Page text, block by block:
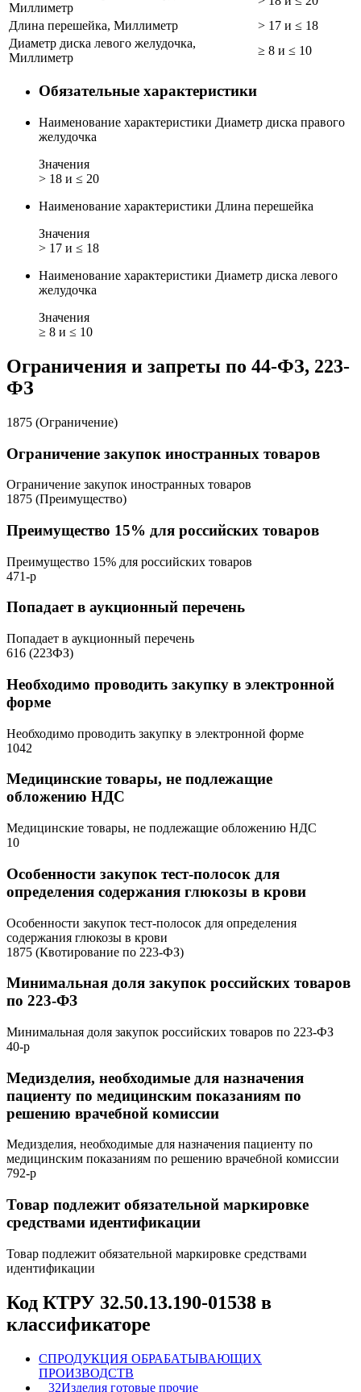
Миллиметр
Длина перешейка, Миллиметр
> 17 и ≤ 18
Диаметр диска левого желудочка,
Миллиметр
≥ 8 и ≤ 10
Обязательные характеристики
Наименование характеристики Диаметр диска правого
желудочка
Значения
> 18 и ≤ 20
Наименование характеристики Длина перешейка
Значения
> 17 и ≤ 18
Наименование характеристики Диаметр диска левого
желудочка
Значения
≥ 8 и ≤ 10
Ограничения и запреты по 44-ФЗ, 223-
ФЗ
1875 (Ограничение)
Ограничение закупок иностранных товаров
Ограничение закупок иностранных товаров
1875 (Преимущество)
Преимущество 15% для российских товаров
Преимущество 15% для российских товаров
471-р
Попадает в аукционный перечень
Попадает в аукционный перечень
616 (223ФЗ)
Необходимо проводить закупку в электронной
форме
Необходимо проводить закупку в электронной форме
1042
Медицинские товары, не подлежащие
обложению НДС
Медицинские товары, не подлежащие обложению НДС
10
Особенности закупок тест-полосок для
определения содержания глюкозы в крови
Особенности закупок тест-полосок для определения
содержания глюкозы в крови
1875 (Квотирование по 223-ФЗ)
Минимальная доля закупок российских товаров
по 223-ФЗ
Минимальная доля закупок российских товаров по 223-ФЗ
40-р
Медизделия, необходимые для назначения
пациенту по медицинским показаниям по
решению врачебной комиссии
Медизделия, необходимые для назначения пациенту по
медицинским показаниям по решению врачебной комиссии
792-р
Товар подлежит обязательной маркировке
средствами идентификации
Товар подлежит обязательной маркировке средствами
идентификации
Код КТРУ 32.50.13.190-01538 в
классификаторе
CПРОДУКЦИЯ ОБРАБАТЫВАЮЩИХ
ПРОИЗВОДСТВ
32Изделия готовые прочие